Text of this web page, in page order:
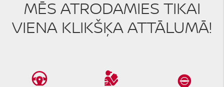
MĒS ATRODAMIES TIKAI
VIENA KLIKŠĶA ATTĀLUMĀ!